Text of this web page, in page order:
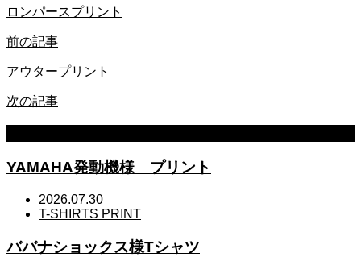
ロンパースプリント
前の記事
アウタープリント
次の記事
YAMAHA発動機様 プリント
2026.07.30
T-SHIRTS PRINT
ババナショックス様Tシャツ